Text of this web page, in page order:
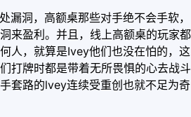
漏洞，高额桌那些对手绝不会手软，
来盈利。并且，线上高额桌的玩家都
人，就算是Ivey他们也没在怕的，这
打牌时都是带着无所畏惧的心去战斗
套路的lvey连续受重创也就不足为奇